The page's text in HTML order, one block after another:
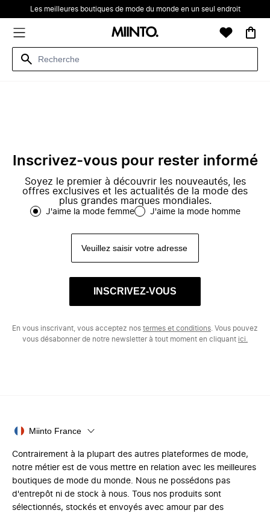
Les meilleures boutiques de mode du monde en un seul endroit
Inscrivez-vous pour rester informé
Soyez le premier à découvrir les nouveautés, les
offres exclusives et les actualités de la mode des
plus grandes marques mondiales.
J'aime la mode femme J'aime la mode homme
INSCRIVEZ-VOUS
En vous inscrivant, vous acceptez nos termes et conditions . Vous pouvez
vous désabonner de notre newsletter à tout moment en cliquant ici.
Miinto France
Contrairement à la plupart des autres plateformes de mode,
notre métier est de vous mettre en relation avec les meilleures
boutiques de mode du monde. Nous ne possédons pas
d'entrepôt ni de stock à nous. Tous nos produits sont
sélectionnés, stockés et envoyés avec amour par des